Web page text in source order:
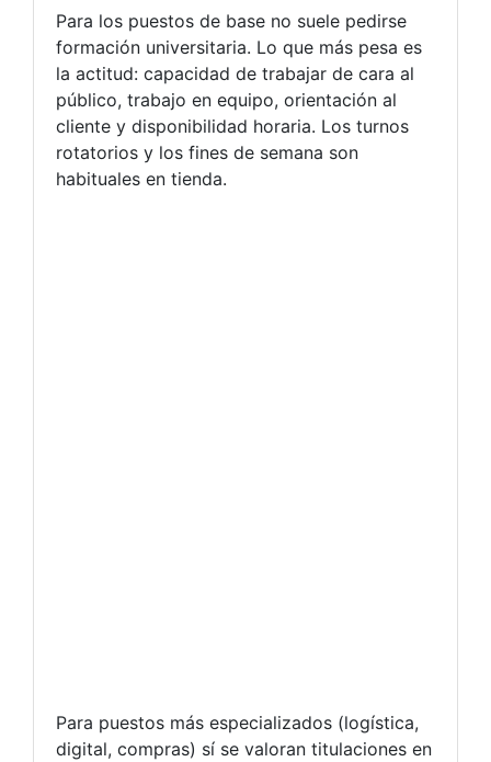
Para los puestos de base no suele pedirse
formación universitaria. Lo que más pesa es
la actitud: capacidad de trabajar de cara al
público, trabajo en equipo, orientación al
cliente y disponibilidad horaria. Los turnos
rotatorios y los fines de semana son
habituales en tienda.
Para puestos más especializados (logística,
digital, compras) sí se valoran titulaciones en